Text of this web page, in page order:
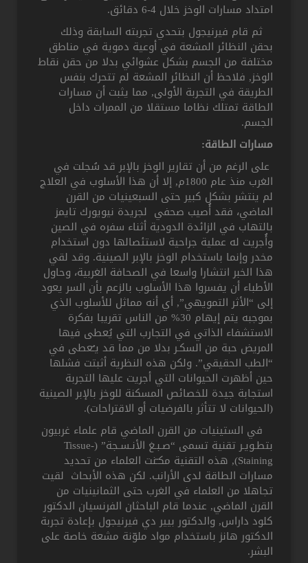
امتداد مسارات الوخز خلال 4-6 دقائق.
ثم قام فيرنيجول بتحدي تجربته السابقة وذلك
بحقن النظائر المشعة في أوعية دموية في مناطق
مختلفة من الجسم بشكل عشوائي بدلا من حقن نقاط
الوخز, فلاحظ أن النظائر المشعة لم تتحرك بنفس
الطريقة في التجربة الأولى, مما يثبت أن مسارات
الطاقة تمتلك نظاما مستقلا من الممرات داخل
الجسم.
مسارات الطاقة:
على الرغم من أن تقارير الوخز بالإبر قد سُجلت في
الغرب منذ عام 1800م, إلا أن هذا الأسلوب في العلاج
لم ينتشر بشكل كبير حتى السبعينيات من القرن
الماضي، فقد أُصيب صحفي لجريدة نيويورك تايمز
بالتهاب في الزائدة الدودية أثناء سفره في الصين
وأُجريت له عملية جراحية لاستئصالها دون استخدام
مخدر وإنما باستخدام الوخز بالإبر الصينية. وقد لقي
هذا الخبر انتشارا واسعا في الصحافة الغربية، وحاول
الأطباء أن يفسروا هذا الأسلوب بالزعم بأن السر يعود
إلى “الأثر التمويهي”, أي أنه مماثل للأسلوب الذي
بموجبه يتم إيهام 30% من الناس تقريبا بفكرة
الاستشفاء الذاتي في التجارب التي يُعطى فيها
المريض حبة من السكـر بدلا من مما قد يـُعطى في
“الطب الحقيقي”. ولكن هذه النظرية أثبتت فشلها
حين أظهرت الحيوانات التي أجريت عليها التجربة
استجابة جيدة للخصائص المسكنة للوخز بالإبر الصينية
(الحيوانات لا تتأثر بالفرضيات أو الاقتراحات).
في الستينيات من القرن الماضي قام علماء غربيون
بتطـويـر تقنية تسمى “صـبـغ الأنـسـجة” (Tissue-
Staining), هذه التقنية مكـّنت العلماء من تحديد
مسارات الطاقة لدى الأرانب. لكن هذه الأبحاث لقيت
تجاهلا من العلماء في الغرب حتى الثمانينيات من
القرن الماضي, عندما قام الباحثان الفرنسيان الدكتور
كلود داراس, والدكتور بيير دي فيرنيجول بإعادة تجربة
الدكتور هانز باستخدام مواد ملوّنة مشعة خاصة على